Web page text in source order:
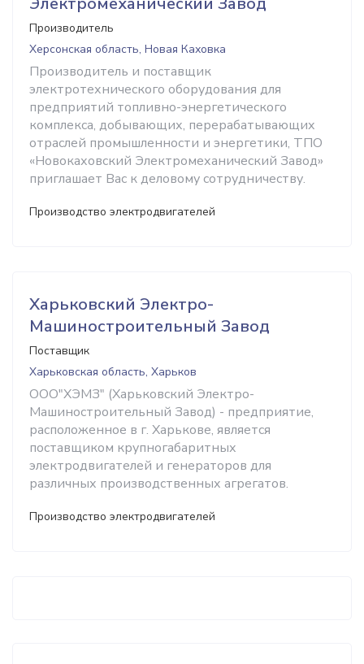
Производитель
Херсонская область, Новая Каховка
Производитель и поставщик
электротехнического оборудования для
предприятий топливно-энергетического
комплекса, добывающих, перерабатывающих
отраслей промышленности и энергетики, ТПО
«Новокаховский Электромеханический Завод»
приглашает Вас к деловому сотрудничеству.
Производство электродвигателей
Харьковский Электро-
Машиностроительный Завод
Поставщик
Харьковская область, Харьков
ООО"ХЭМЗ" (Харьковский Электро-
Машиностроительный Завод) - предприятие,
расположенное в г. Харькове, является
поставщиком крупногабаритных
электродвигателей и генераторов для
различных производственных агрегатов.
Производство электродвигателей